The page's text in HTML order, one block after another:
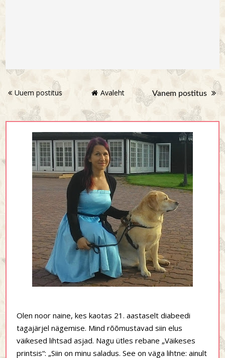
Uuem postitus Vanem postitus
Avaleht
Olen noor naine, kes kaotas 21. aastaselt diabeedi
tagajärjel nägemise. Mind rõõmustavad siin elus
väikesed lihtsad asjad. Nagu ütles rebane „Väikeses
printsis“: „Siin on minu saladus. See on väga lihtne: ainult